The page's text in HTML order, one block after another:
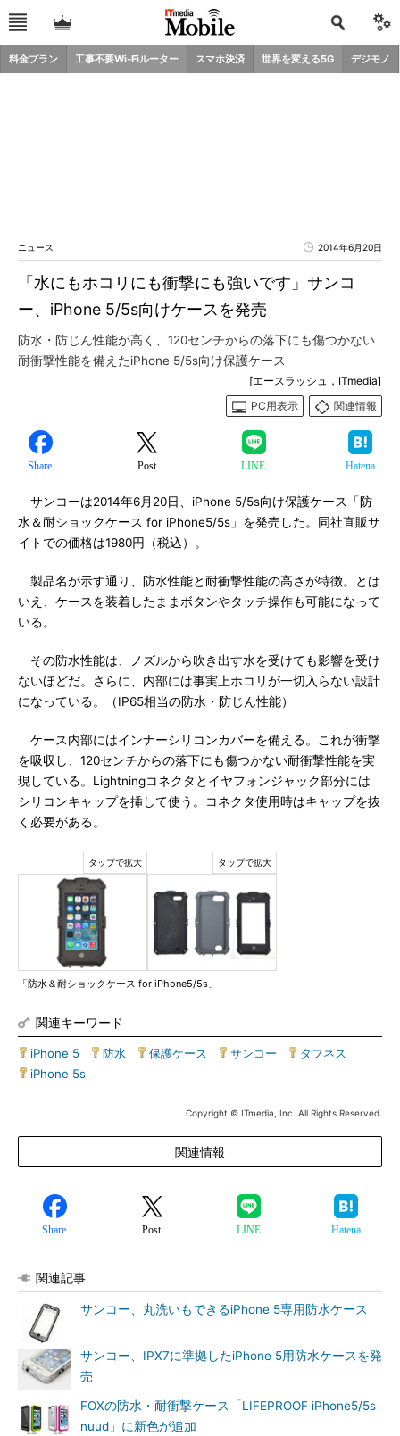
料金プラン 工事不要Wi-Fiルーター スマホ決済 世界を変える5G デジモノ
ニュース 2014年6月20日
「水にもホコリにも衝撃にも強いです」サンコ
ー、iPhone 5/5s向けケースを発売
防水・防じん性能が高く、120センチからの落下にも傷つかない
耐衝撃性能を備えたiPhone 5/5s向け保護ケース
[エースラッシュ，ITmedia]
PC用表示
関連情報
Share Post LINE Hatena
サンコーは2014年6月20日、iPhone 5/5s向け保護ケース「防
水＆耐ショックケース for iPhone5/5s」を発売した。同社直販サ
イトでの価格は1980円（税込）。
製品名が示す通り、防水性能と耐衝撃性能の高さが特徴。とは
いえ、ケースを装着したままボタンやタッチ操作も可能になって
いる。
その防水性能は、ノズルから吹き出す水を受けても影響を受け
ないほどだ。さらに、内部には事実上ホコリが一切入らない設計
になっている。（IP65相当の防水・防じん性能）
ケース内部にはインナーシリコンカバーを備える。これが衝撃
を吸収し、120センチからの落下にも傷つかない耐衝撃性能を実
現している。Lightningコネクタとイヤフォンジャック部分には
シリコンキャップを挿して使う。コネクタ使用時はキャップを抜
く必要がある。
「防水＆耐ショックケース for iPhone5/5s」
関連キーワード
iPhone 5 防水 保護ケース サンコー タフネス
iPhone 5s
Copyright © ITmedia, Inc. All Rights Reserved.
関連情報
Share Post LINE Hatena
関連記事
サンコー、丸洗いもできるiPhone 5専用防水ケース
サンコー、IPX7に準拠したiPhone 5用防水ケースを発
売
FOXの防水・耐衝撃ケース「LIFEPROOF iPhone5/5s
nuud」に新色が追加